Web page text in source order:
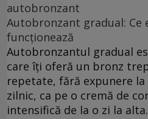
autobronzant
Autobronzant gradual: Ce
funcționează
Autobronzantul gradual
care îți oferă un bronz
repetate, fără expunere
zilnic, ca pe o cremă de
intensifică de la o zi la